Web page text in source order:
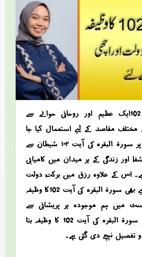
سورۃ البقرہ آیت 102ایک عظیم اور روحانی حوالے سے
مقاصد کے لیے استعمال کیا جا
سکتا ہے۔ عام طور پر سورۃ البقرہ کی آیت ۱۰۲ شیطان سے
اور زندگی کے ہر میدان میں کامیابی
اس کے علاوہ رزق میں برکت، دولت
اور اچھی تقدیر کے لیے بھی سورۃ البقرہ کی آیت 102کا وظیفہ
میں ہم موجودہ ہر پریشانی سے
نجات کے لیے آپ کو سورۃ البقرہ کی آیت 102 کا وظیفہ بتا
تفصیل نیچے دی گئی ہے۔